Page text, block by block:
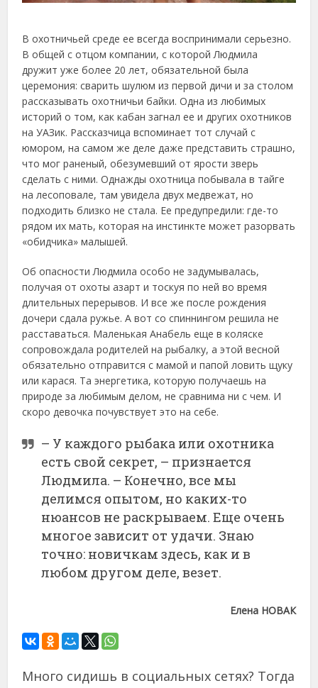
В охотничьей среде ее всегда воспринимали серьезно.
В общей с отцом компании, с которой Людмила
дружит уже более 20 лет, обязательной была
церемония: сварить шулюм из первой дичи и за столом
рассказывать охотничьи байки. Одна из любимых
историй о том, как кабан загнал ее и других охотников
на УАЗик. Рассказчица вспоминает тот случай с
юмором, на самом же деле даже представить страшно,
что мог раненый, обезумевший от ярости зверь
сделать с ними. Однажды охотница побывала в тайге
на лесоповале, там увидела двух медвежат, но
подходить близко не стала. Ее предупредили: где-то
рядом их мать, которая на инстинкте может разорвать
«обидчика» малышей.
Об опасности Людмила особо не задумывалась,
получая от охоты азарт и тоскуя по ней во время
длительных перерывов. И все же после рождения
дочери сдала ружье. А вот со спиннингом решила не
расставаться. Маленькая Анабель еще в коляске
сопровождала родителей на рыбалку, а этой весной
обязательно отправится с мамой и папой ловить щуку
или карася. Та энергетика, которую получаешь на
природе за любимым делом, не сравнима ни с чем. И
скоро девочка почувствует это на себе.
– У каждого рыбака или охотника
есть свой секрет, – признается
Людмила. – Конечно, все мы
делимся опытом, но каких-то
нюансов не раскрываем. Еще очень
многое зависит от удачи. Знаю
точно: новичкам здесь, как и в
любом другом деле, везет.
Елена НОВАК
Много сидишь в социальных сетях? Тогда